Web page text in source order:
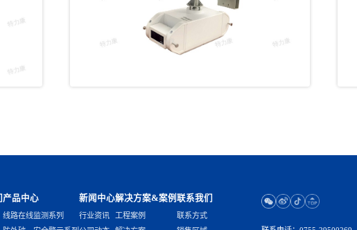
产品中心
线路在线监测系列
新闻中心
行业资讯
解决方案&案例
工程案例
联系我们
联系方式